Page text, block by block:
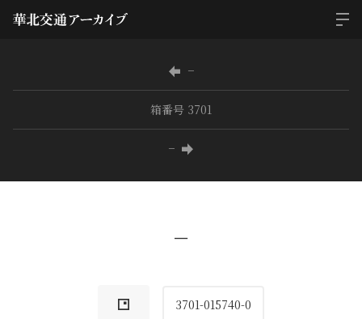
−
箱番号 3701
−
−
3701-015740-0